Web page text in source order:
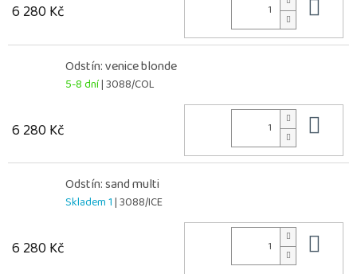
6 280 Kč
Odstín: venice blonde
5-8 dní| 3088/COL
6 280 Kč
Odstín: sand multi
Skladem 1| 3088/ICE
6 280 Kč